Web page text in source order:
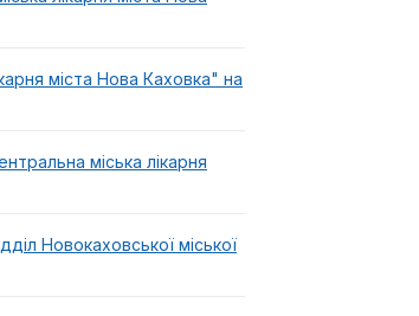
міста Нова Каховка" на
міська лікарня
Новокаховської міської